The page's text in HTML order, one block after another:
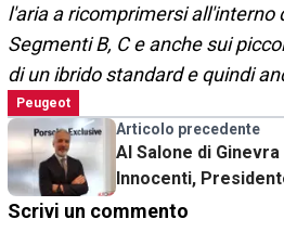
l'aria a ricomprimersi all'interno
Segmenti B, C e anche sui
di un ibrido standard e quindi
Peugeot
Articolo precedente
Al Salone di
Innocenti,
Scrivi un commento